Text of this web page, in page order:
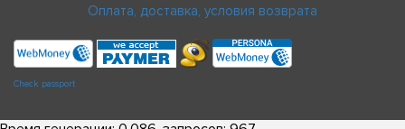
Оплата, доставка, условия возврата
Check passport